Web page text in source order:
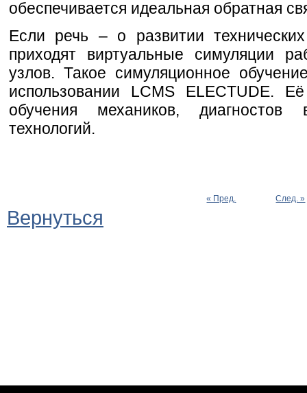
обеспечивается идеальная обратная
Если речь – о развитии
приходят виртуальные симуляции
узлов. Такое симуляционное
использовании LCMS ELECTUDE.
обучения механиков,
технологий.
« Пред. След. »
Вернуться